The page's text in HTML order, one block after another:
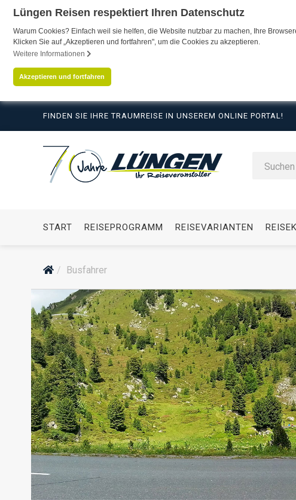
Lüngen Reisen respektiert Ihren Datenschutz
Warum Cookies? Einfach weil sie helfen, die Website nutzbar zu machen, Ihre
Klicken Sie auf „Akzeptieren und fortfahren", um die Cookies zu akzeptieren.
Weitere Informationen
Akzeptieren und fortfahren
FINDEN SIE IHRE TRAUMREISE IN UNSEREM ONLINE PORTAL!
START REISEPROGRAMM REISEVARIANTEN
Busfahrer